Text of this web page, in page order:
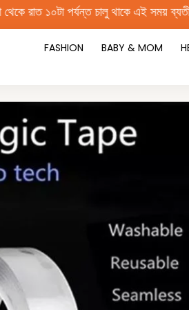
চালু থাকে এই সময় ব্যতীত অন্য
FASHION BABY & MOM